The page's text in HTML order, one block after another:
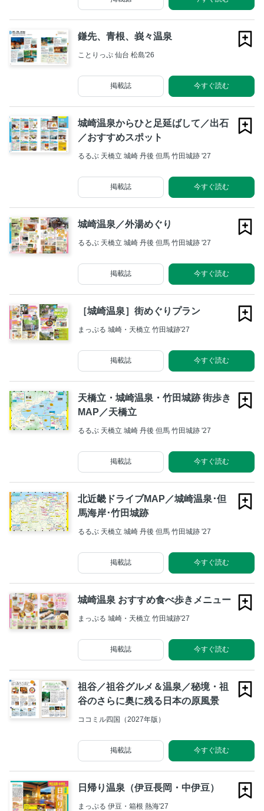
鎌先、青根、峩々温泉
ことりっぷ 仙台 松島'26
今すぐ読む
掲載誌
城崎温泉からひと足延ばして／出石
／おすすめスポット
るるぶ 天橋立 城崎 丹後 但馬 竹田城跡 '27
今すぐ読む
掲載誌
城崎温泉／外湯めぐり
るるぶ 天橋立 城崎 丹後 但馬 竹田城跡 '27
今すぐ読む
掲載誌
［城崎温泉］街めぐりプラン
まっぷる 城崎・天橋立 竹田城跡'27
今すぐ読む
掲載誌
天橋立・城崎温泉・竹田城跡 街歩き
MAP／天橋立
るるぶ 天橋立 城崎 丹後 但馬 竹田城跡 '27
今すぐ読む
掲載誌
北近畿ドライブMAP／城崎温泉･但
馬海岸･竹田城跡
るるぶ 天橋立 城崎 丹後 但馬 竹田城跡 '27
今すぐ読む
掲載誌
城崎温泉 おすすめ食べ歩きメニュー
まっぷる 城崎・天橋立 竹田城跡'27
今すぐ読む
掲載誌
祖谷／祖谷グルメ＆温泉／秘境・祖
谷のさらに奥に残る日本の原風景
ココミル四国（2027年版）
今すぐ読む
掲載誌
日帰り温泉（伊豆長岡・中伊豆）
まっぷる 伊豆・箱根 熱海'27